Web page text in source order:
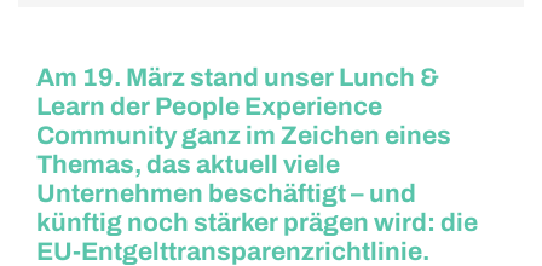
Am 19. März stand unser Lunch &
Learn der People Experience
Community ganz im Zeichen eines
Themas, das aktuell viele
Unternehmen beschäftigt – und
künftig noch stärker prägen wird: die
EU-Entgelttransparenzrichtlinie.